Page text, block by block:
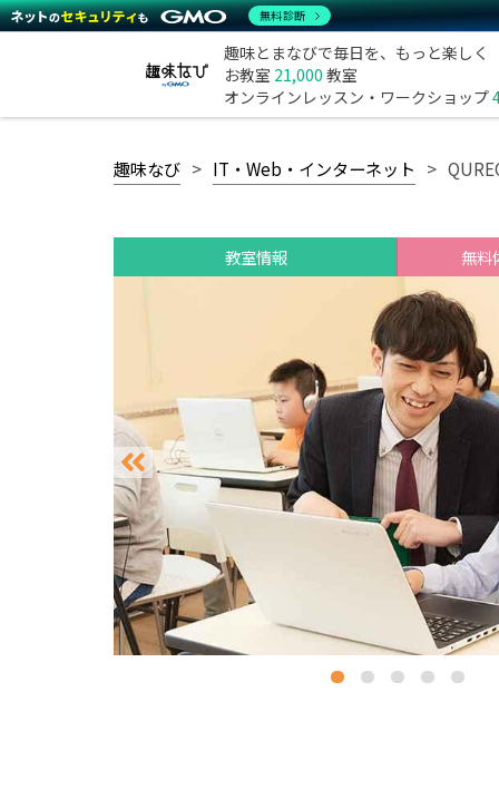
趣味とまなびで毎日を、もっと楽しく
お教室 21,000 教室
オンラインレッスン・ワークショップ
趣味なび IT・Web・インターネット
教室情報 無料
無料診断